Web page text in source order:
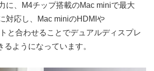
に、M4チップ搭載のMac miniで最大
対応し、Mac miniのHDMIや
と合わせることでデュアルディスプレ
るようになっています。